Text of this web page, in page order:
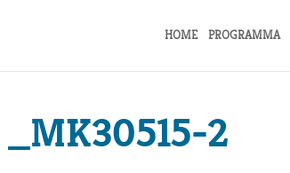
HOME PROGRAMMA
_MK30515-2